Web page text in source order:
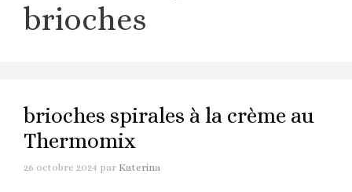
brioches
brioches spirales à la crème au
Thermomix
26 octobre 2024 par Katerina